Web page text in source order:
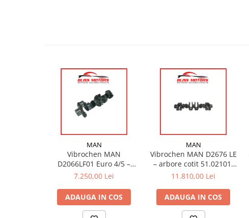
MAN
Vibrochen MAN
D2066LF01 Euro 4/5 –
Arbore Cotit OEM
7.250,00 Lei
ADAUGA IN COS
MAN
Vibrochen MAN D2676 LE
– arbore cotit 51.02101-
0801 pentru MAN
11.810,00 Lei
ADAUGA IN COS